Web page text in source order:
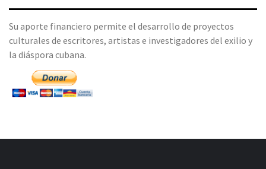
Su aporte financiero permite el desarrollo de proyectos
culturales de escritores, artistas e investigadores del exilio y
la diáspora cubana.